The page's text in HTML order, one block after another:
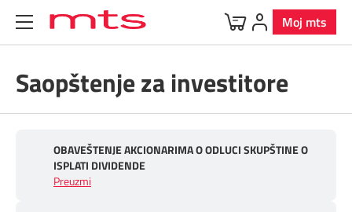
Moj mts
Saopštenje za investitore
OBAVEŠTENJE AKCIONARIMA O ODLUCI SKUPŠTINE O
ISPLATI DIVIDENDE
Preuzmi